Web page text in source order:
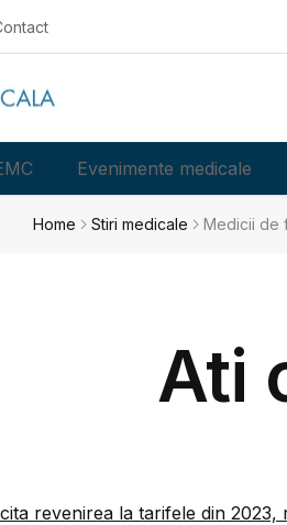
Evenimente medicale
Home Stiri medicale Medicii de
Ati
revenirea la tarifele din